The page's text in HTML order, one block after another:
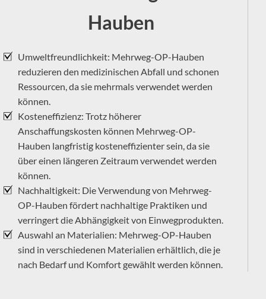
Hauben
Umweltfreundlichkeit: Mehrweg-OP-Hauben
reduzieren den medizinischen Abfall und schonen
Ressourcen, da sie mehrmals verwendet werden
können.
Kosteneffizienz: Trotz höherer
Anschaffungskosten können Mehrweg-OP-
Hauben langfristig kosteneffizienter sein, da sie
über einen längeren Zeitraum verwendet werden
können.
Nachhaltigkeit: Die Verwendung von Mehrweg-
OP-Hauben fördert nachhaltige Praktiken und
verringert die Abhängigkeit von Einwegprodukten.
Auswahl an Materialien: Mehrweg-OP-Hauben
sind in verschiedenen Materialien erhältlich, die je
nach Bedarf und Komfort gewählt werden können.